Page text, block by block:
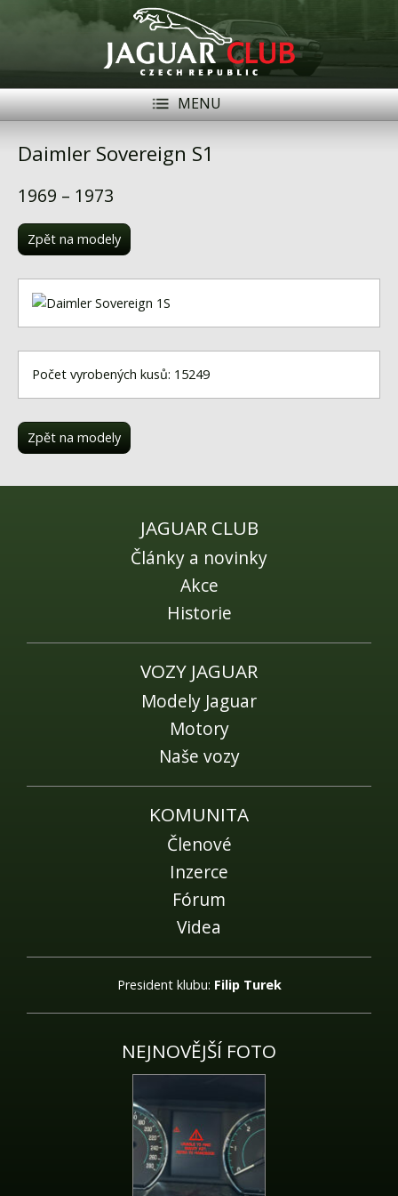
MENU
Členové
Naše vozy
Akce
Fórum
Videa
Daimler Sovereign S1
1969 – 1973
Zpět na modely
Počet vyrobených kusů: 15249
Zpět na modely
JAGUAR CLUB
Články a novinky
Akce
Historie
VOZY JAGUAR
Modely Jaguar
Motory
Naše vozy
KOMUNITA
Členové
Inzerce
Fórum
Videa
President klubu: Filip Turek
NEJNOVĚJŠÍ FOTO